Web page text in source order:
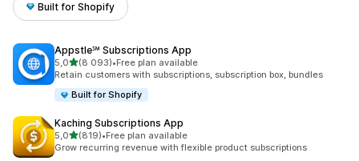
Built for Shopify
Appstle℠ Subscriptions App
5,0na 5 gwiazdek
(8 093)
Łączna liczba recenzji: 8093
•Free plan available
Retain customers with subscriptions, subscription box, bundles
Built for Shopify
Kaching Subscriptions App
5,0na 5 gwiazdek
(819)
Łączna liczba recenzji: 819
•Free plan available
Grow recurring revenue with flexible product subscriptions